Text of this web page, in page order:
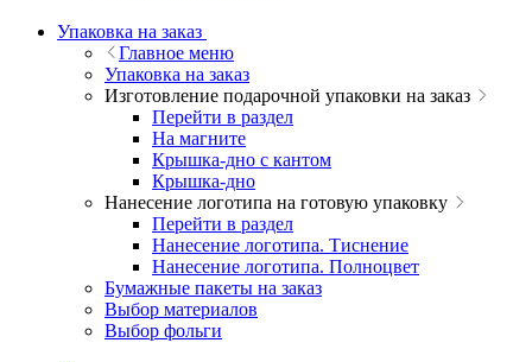
Упаковка на заказ
Главное меню
Упаковка на заказ
Изготовление подарочной упаковки на заказ
Перейти в раздел
На магните
Крышка-дно с кантом
Крышка-дно
Нанесение логотипа на готовую упаковку
Перейти в раздел
Нанесение логотипа. Тиснение
Нанесение логотипа. Полноцвет
Бумажные пакеты на заказ
Выбор материалов
Выбор фольги